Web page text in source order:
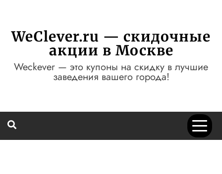
содержимому
WeClever.ru — скидочные
акции в Москве
Weckever — это купоны на скидку в лучшие
заведения вашего города!